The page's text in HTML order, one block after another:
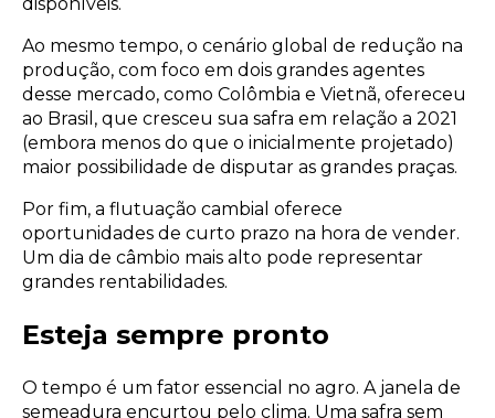
Ao mesmo tempo, o cenário global de redução na
produção, com foco em dois grandes agentes
desse mercado, como Colômbia e Vietnã, ofereceu
ao Brasil, que cresceu sua safra em relação a 2021
(embora menos do que o inicialmente projetado)
maior possibilidade de disputar as grandes praças.
Por fim, a flutuação cambial oferece
oportunidades de curto prazo na hora de vender.
Um dia de câmbio mais alto pode representar
grandes rentabilidades.
Esteja sempre pronto
O tempo é um fator essencial no agro. A janela de
semeadura encurtou pelo clima. Uma safra sem